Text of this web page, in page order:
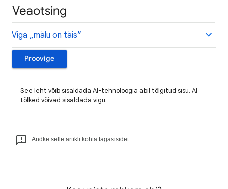
Veaotsing
Viga „mälu on täis”
Proovige
See leht võib sisaldada AI-tehnoloogia abil tõlgitud sisu. AI
tõlked võivad sisaldada vigu.
Andke selle artikli kohta tagasisidet